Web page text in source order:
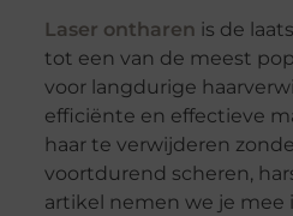
Laser ontharen is de
tot een van de meest
voor langdurige
efficiënte en effectieve
haar te verwijderen
voortdurend scheren,
artikel nemen we je mee